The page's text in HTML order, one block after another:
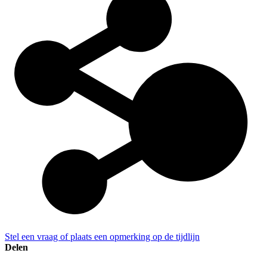
Stel een vraag of plaats een opmerking op de tijdlijn
Delen